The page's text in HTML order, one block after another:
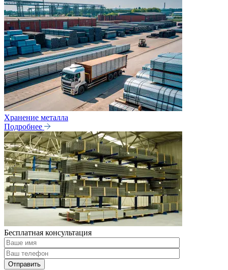
Хранение металла
Подробнее
Бесплатная консультация
Отправить